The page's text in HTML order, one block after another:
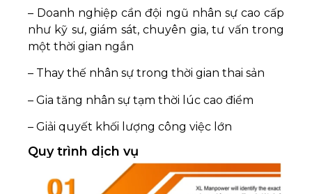
– Doanh nghiệp cần đội ngũ nhân sự cao cấp
như kỹ sư, giám sát, chuyên gia, tư vấn trong
một thời gian ngắn
– Thay thế nhân sự trong thời gian thai sản
– Gia tăng nhân sự tạm thời lúc cao điểm
– Giải quyết khối lượng công việc lớn
Quy trình dịch vụ